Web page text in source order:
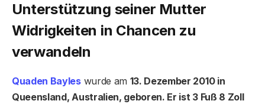
Unterstützung seiner Mutter
Widrigkeiten in Chancen zu
verwandeln
Quaden Bayleswurde am 13. Dezember 2010 in
Queensland, Australien, geboren. Er ist 3 Fuß 8 Zoll